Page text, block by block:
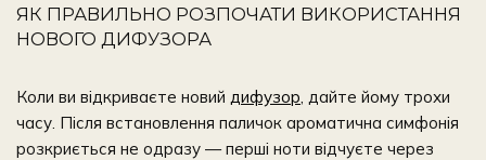
ЯК ПРАВИЛЬНО РОЗПОЧАТИ ВИКОРИСТАННЯ
НОВОГО ДИФУЗОРА
Коли ви відкриваєте новий дифузор , дайте йому трохи
часу. Після встановлення паличок ароматична симфонія
розкриється не одразу — перші ноти відчуєте через